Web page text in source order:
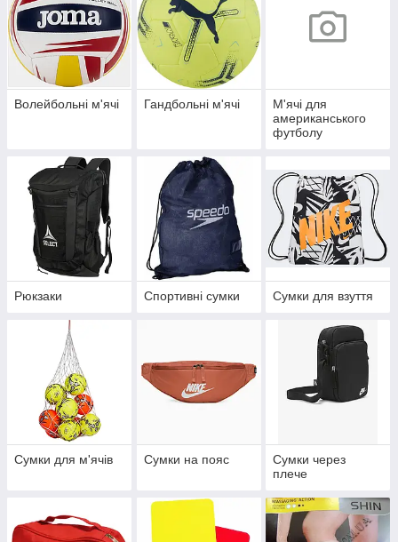
Волейбольні м'ячі Гандбольні м'ячі
М'ячі для
американського
футболу
Рюкзаки Спортивні сумки Сумки для взуття
Сумки для м'ячів Сумки на пояс
Сумки через
плече